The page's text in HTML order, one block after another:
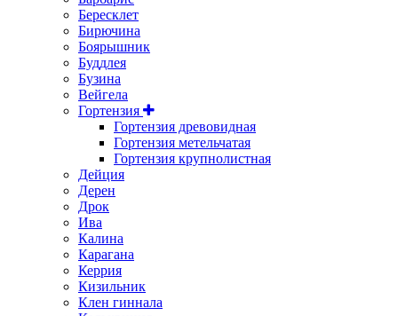
Бересклет
Бирючина
Боярышник
Буддлея
Бузина
Вейгела
Гортензия
Гортензия древовидная
Гортензия метельчатая
Гортензия крупнолистная
Дейция
Дерен
Дрок
Ива
Калина
Карагана
Керрия
Кизильник
Клен гиннала